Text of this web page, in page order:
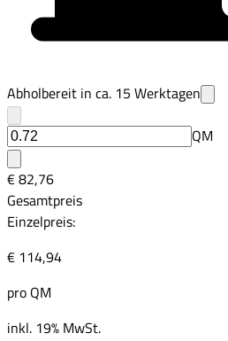
Abholbereit in ca. 15 Werktagen
QM
€ 82,76
Gesamtpreis
Einzelpreis:
€ 114,94
pro QM
inkl. 19% MwSt.